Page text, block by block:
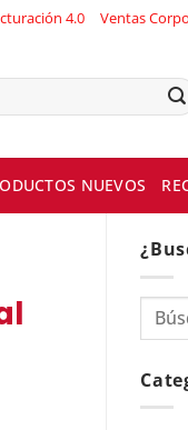
4.0 Ventas
NUEVOS